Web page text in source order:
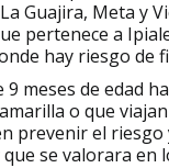
Guajira, Meta y
pertenece a
hay riesgo de
9 meses de edad
o que
prevenir el riesgo
se valorara en